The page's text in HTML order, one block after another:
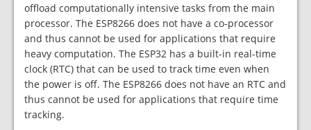
offload computationally intensive tasks from the main
processor. The ESP8266 does not have a co-processor
and thus cannot be used for applications that require
heavy computation. The ESP32 has a built-in real-time
clock (RTC) that can be used to track time even when
the power is off. The ESP8266 does not have an RTC and
thus cannot be used for applications that require time
tracking.